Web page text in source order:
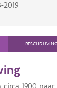
2019
BESCHRIJVING
circa 1900